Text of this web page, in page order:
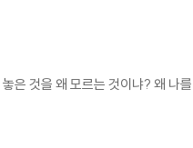
은 것을 왜 모르는 것이냐? 왜 나